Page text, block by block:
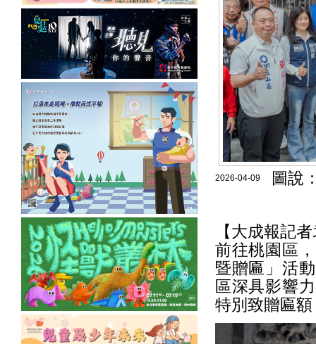
2026-04-09 圖說
【大成報記
前往桃園區
暨贈匾」活
區深具影響
特別致贈匾